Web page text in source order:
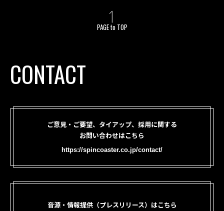
PAGE to TOP
CONTACT
ご意見・ご要望、タイアップ、採用に関する
お問い合わせはこちら
https://spincoaster.co.jp/contact/
音源・情報提供（プレスリリース）はこちら